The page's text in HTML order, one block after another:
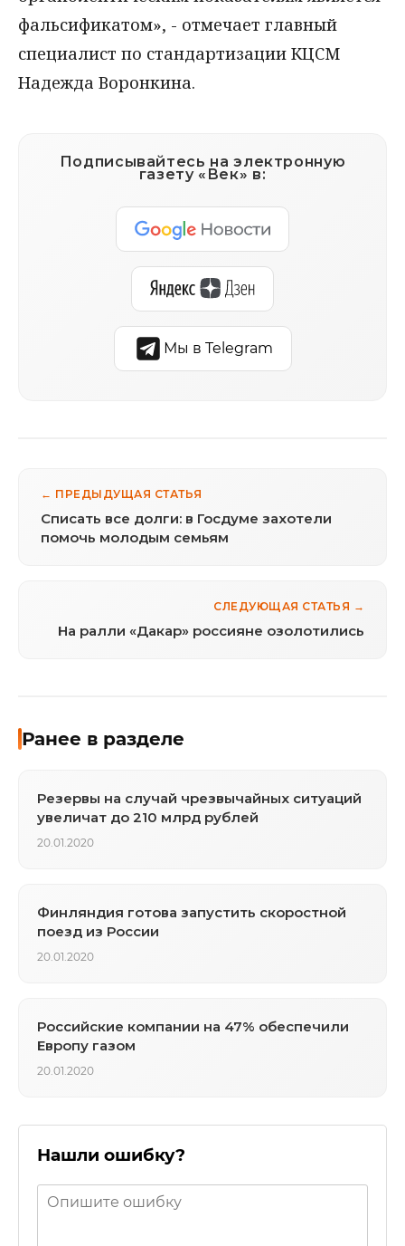
фальсификатом», - отмечает главный
специалист по стандартизации КЦСМ
Надежда Воронкина.
Подписывайтесь на электронную
газету «Век» в:
Мы в Telegram
← ПРЕДЫДУЩАЯ СТАТЬЯ
Списать все долги: в Госдуме захотели
помочь молодым семьям
СЛЕДУЮЩАЯ СТАТЬЯ →
На ралли «Дакар» россияне озолотились
Ранее в разделе
Резервы на случай чрезвычайных ситуаций
увеличат до 210 млрд рублей
20.01.2020
Финляндия готова запустить скоростной
поезд из России
20.01.2020
Российские компании на 47% обеспечили
Европу газом
20.01.2020
Нашли ошибку?